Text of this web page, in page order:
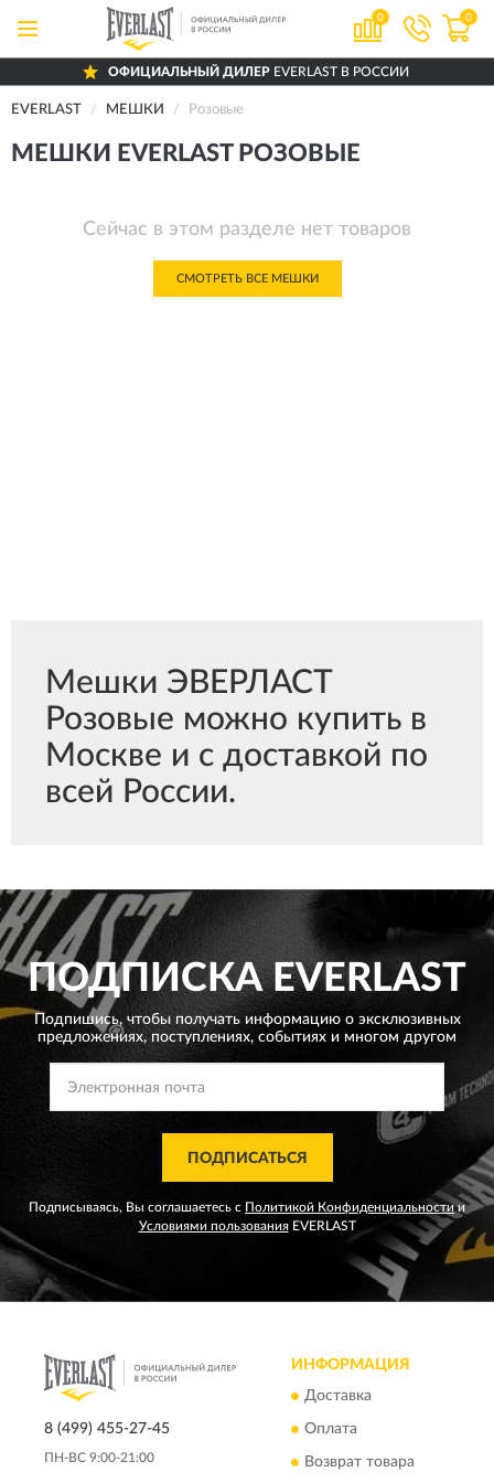
0 0
ОФИЦИАЛЬНЫЙ ДИЛЕР EVERLAST В РОССИИ
EVERLAST МЕШКИ Розовые
МЕШКИ EVERLAST РОЗОВЫЕ
Сейчас в этом разделе нет товаров
СМОТРЕТЬ ВСЕ МЕШКИ
Мешки ЭВЕРЛАСТ
Розовые можно купить в
Москве и с доставкой по
всей России.
ПОДПИСКАEVERLAST
Подпишись, чтобы получать информацию о эксклюзивных
предложениях, поступлениях, событиях и многом другом
ПОДПИСАТЬСЯ
Подписываясь, Вы соглашаетесь с Политикой Конфиденциальности и
Условиями пользованияEVERLAST
8 (499) 455-27-45
ПН-ВС 9:00-21:00
ИНФОРМАЦИЯ
Доставка
Оплата
Возврат товара